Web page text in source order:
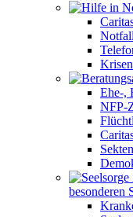
Ehe-,
NFP-
besonderen